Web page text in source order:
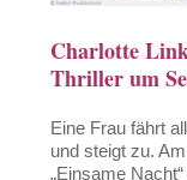
Charlotte
Thriller um
Eine Frau fährt
und steigt zu.
„Einsame